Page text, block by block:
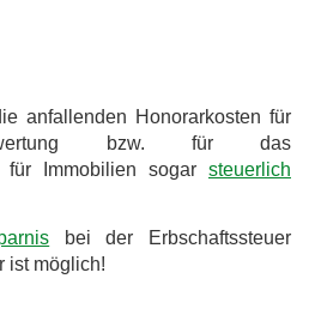
anfallenden Honorarkosten für
bzw. für das
für Immobilien sogar steuerlich
bei der Erbschaftssteuer
ist möglich!